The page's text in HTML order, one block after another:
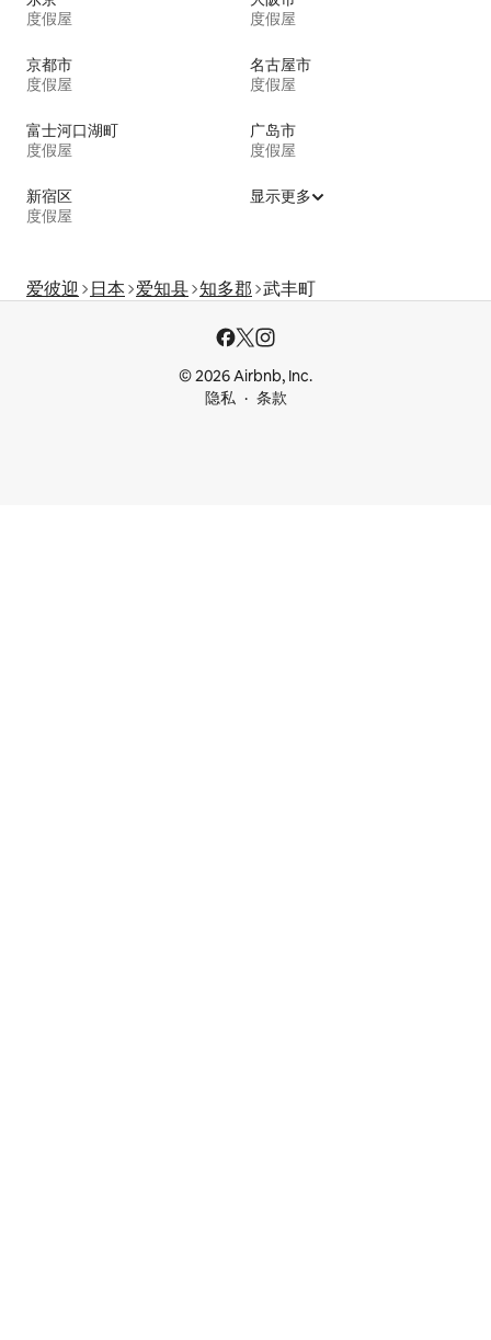
度假屋
度假屋
京都市
度假屋
名古屋市
度假屋
富士河口湖町
度假屋
广岛市
度假屋
新宿区
度假屋
显示更多
爱彼迎 日本 爱知县 知多郡 武丰町
© 2026 Airbnb, Inc.
隐私
条款